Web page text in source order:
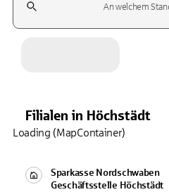
Filialen in Höchstädt
Sparkasse Nordschwaben
Geschäftsstelle Höchstädt
Loading (MapContainer)